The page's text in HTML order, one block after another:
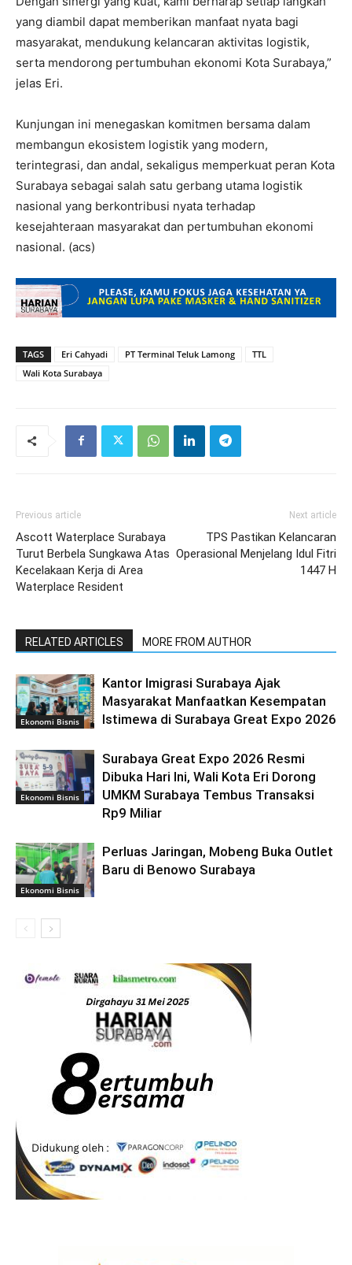
yang diambil dapat memberikan manfaat nyata bagi
masyarakat, mendukung kelancaran aktivitas logistik,
serta mendorong pertumbuhan ekonomi Kota Surabaya,”
jelas Eri.
Kunjungan ini menegaskan komitmen bersama dalam
membangun ekosistem logistik yang modern,
terintegrasi, dan andal, sekaligus memperkuat peran Kota
Surabaya sebagai salah satu gerbang utama logistik
nasional yang berkontribusi nyata terhadap
kesejahteraan masyarakat dan pertumbuhan ekonomi
nasional. (acs)
TAGS Eri Cahyadi PT Terminal Teluk Lamong
TTL
Wali Kota Surabaya
Previous article
Ascott Waterplace Surabaya
Turut Berbela Sungkawa Atas
Kecelakaan Kerja di Area
Waterplace Resident
Next article
TPS Pastikan Kelancaran
Operasional Menjelang Idul Fitri
1447 H
RELATED ARTICLES MORE FROM AUTHOR
Ekonomi Bisnis
Kantor Imigrasi Surabaya Ajak
Masyarakat Manfaatkan Kesempatan
Istimewa di Surabaya Great Expo 2026
Ekonomi Bisnis
Surabaya Great Expo 2026 Resmi
Dibuka Hari Ini, Wali Kota Eri Dorong
UMKM Surabaya Tembus Transaksi
Rp9 Miliar
Ekonomi Bisnis
Perluas Jaringan, Mobeng Buka Outlet
Baru di Benowo Surabaya